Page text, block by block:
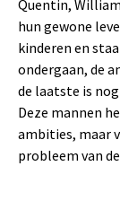
Quentin,
hun gewone
kinderen en
ondergaan, de
de laatste is
Deze mannen
ambities, maar
probleem van